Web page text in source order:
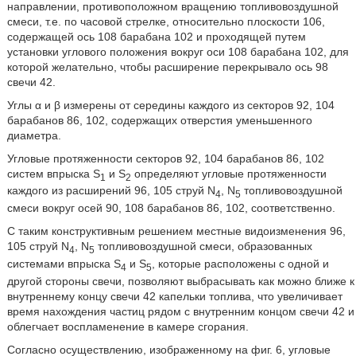
направлении, противоположном вращению топливовоздушной
смеси, т.е. по часовой стрелке, относительно плоскости 106,
содержащей ось 108 барабана 102 и проходящей путем
установки углового положения вокруг оси 108 барабана 102, для
которой желательно, чтобы расширение перекрывало ось 98
свечи 42.
Углы α и β измерены от середины каждого из секторов 92, 104
барабанов 86, 102, содержащих отверстия уменьшенного
диаметра.
Угловые протяженности секторов 92, 104 барабанов 86, 102
систем впрыска S1 и S2 определяют угловые протяженности
каждого из расширений 96, 105 струй N4, N5 топливовоздушной
смеси вокруг осей 90, 108 барабанов 86, 102, соответственно.
С таким конструктивным решением местные видоизменения 96,
105 струй N4 , N5 топливовоздушной смеси, образованных
системами впрыска S4 и S5
, которые расположены с одной и
другой стороны свечи, позволяют выбрасывать как можно ближе к
внутреннему концу свечи 42 капельки топлива, что увеличивает
время нахождения частиц рядом с внутренним концом свечи 42 и
облегчает воспламенение в камере сгорания.
Согласно осуществлению, изображенному на фиг. 6, угловые